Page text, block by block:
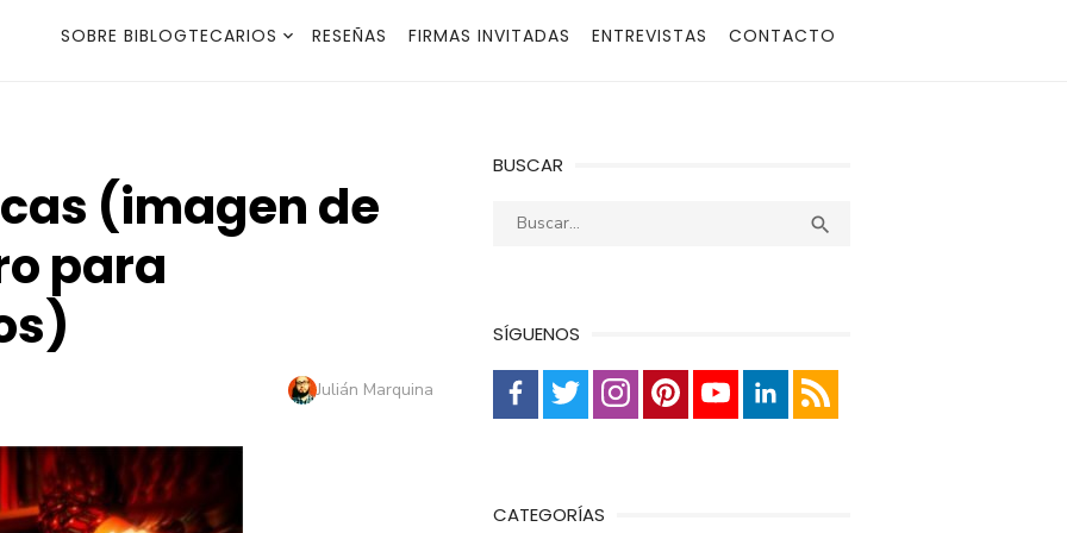
SOBRE BIBLOGTECARIOS RESEÑAS FIRMAS INVITADAS ENTREVISTAS CONTACTO
(imagen de
para
Autor
Julián Marquina
BUSCAR
Buscar: 
SÍGUENOS
CATEGORÍAS